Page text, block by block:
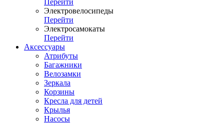
Перейти
Электровелосипеды
Перейти
Электросамокаты
Перейти
Аксессуары
Атрибуты
Багажники
Велозамки
Зеркала
Корзины
Кресла для детей
Крылья
Насосы